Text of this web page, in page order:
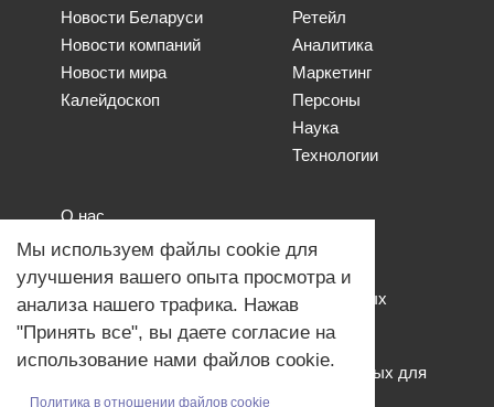
Новости Беларуси
Новости компаний
Новости мира
Калейдоскоп
Ретейл
Аналитика
Маркетинг
Персоны
Наука
Технологии
О нас
Наши проекты
Связь с нами
Общая политика обработки персональных
Политика обработки файлов Cookies
Политика обработки персональных данных для
Мы используем файлы cookie для
улучшения вашего опыта просмотра и
анализа нашего трафика. Нажав
"Принять все", вы даете согласие на
использование нами файлов cookie.
Политика в отношении файлов cookie